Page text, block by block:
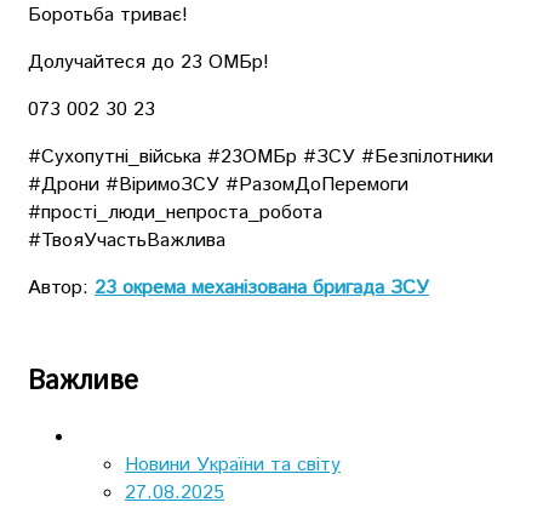
Боротьба триває!
Долучайтеся до 23 ОМБр!
073 002 30 23
#Сухопутні_війська #23ОМБр #ЗСУ #Безпілотники
#Дрони #ВіримоЗСУ #РазомДоПеремоги
#прості_люди_непроста_робота
#ТвояУчастьВажлива
Автор: 23 окрема механізована бригада ЗСУ
Важливе
Новини України та світу
27.08.2025